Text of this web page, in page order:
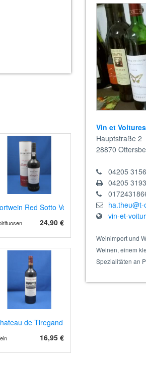
Red Sotto Voce, Ruby Reserve
24,90 €
Rosé
de Tiregand AOP Pecharment 2023
16,95 €
Vin et
Hauptstraße 2
28870
04205
04205
vin-et-
Weinimport und
Weinen, einem
Spezialitäten an